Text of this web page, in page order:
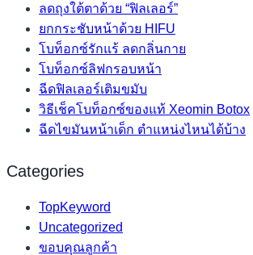
ลดถุงใต้ตาด้วย “ฟิลเลอร์”
ยกกระชับหน้าด้วย HIFU
โบท็อกซ์รักแร้ ลดกลิ่นกาย
โบท็อกซ์ลิฟกรอบหน้า
ฉีดฟิลเลอร์เติมขมับ
วิธีเช็คโบท็อกซ์ของแท้ Xeomin Botox
ฉีดไขมันหน้าเด็ก ตำแหน่งไหนได้บ้าง
Categories
TopKeyword
Uncategorized
ขอบคุณลูกค้า